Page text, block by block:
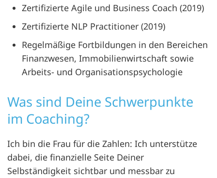
Was sind Deine Schwerpunkte
im Coaching?
Ich bin die Frau für die Zahlen: Ich unterstütze
dabei, die finanzielle Seite Deiner
Selbständigkeit sichtbar und messbar zu
Zertifizierte Agile und Business Coach (2019)
Zertifizierte NLP Practitioner (2019)
Regelmäßige Fortbildungen in den Bereichen
Finanzwesen, Immobilienwirtschaft sowie
Arbeits- und Organisationspsychologie